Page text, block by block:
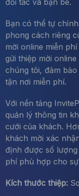
đối tác và bạn bè.
Bạn có thể tự
phong cách riêng
mời online miễn
gửi thiệp mời
chúng tôi, đảm
tận nơi miễn phí.
Với nền tảng
quản lý thông tin
cưới của khách.
khách mời xác
định được số
phí phù hợp cho
Kích thước thiệp: